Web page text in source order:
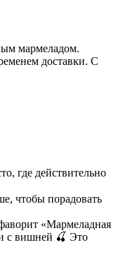
мармеладом.
доставки. С
где действительно
чтобы порадовать
«Мармеладная
с вишней 🍒 Это